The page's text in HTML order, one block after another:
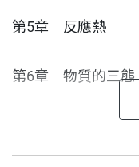
第5章 反應熱
第6章 物質的三態
出版日期